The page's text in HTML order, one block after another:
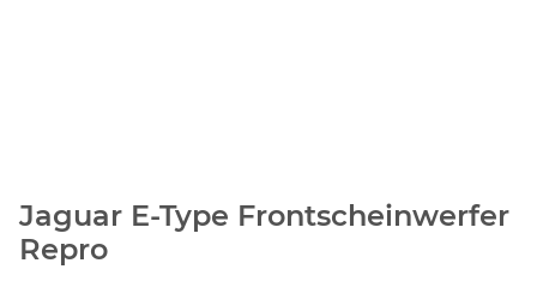
Jaguar E-Type Frontscheinwerfer
Repro